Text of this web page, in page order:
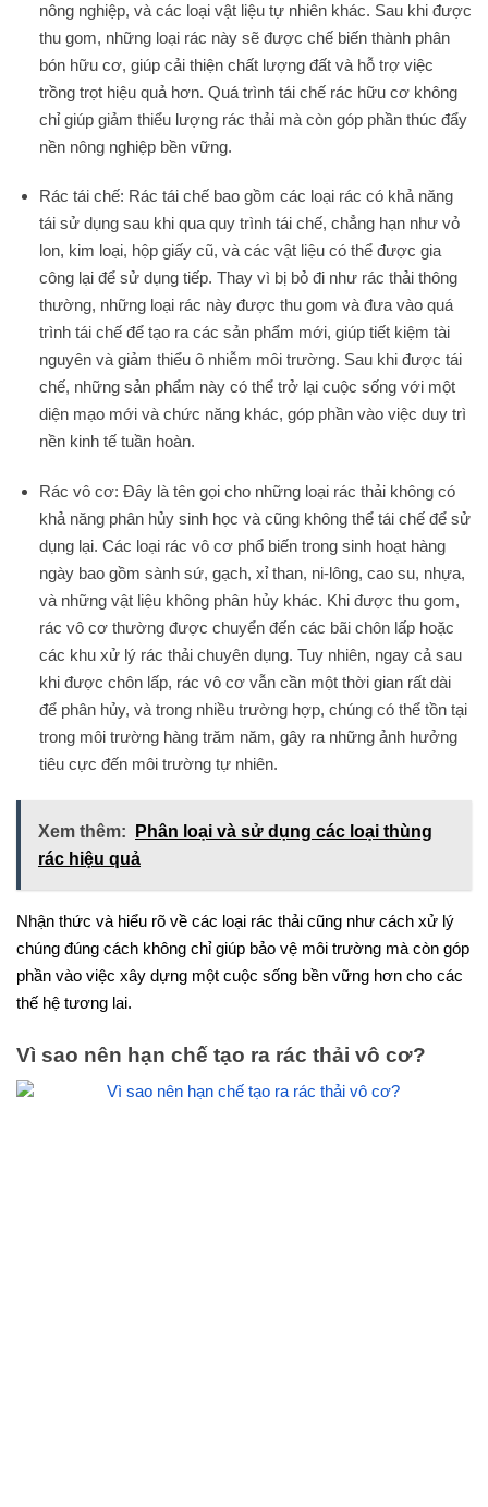
nông nghiệp, và các loại vật liệu tự nhiên khác. Sau khi được
thu gom, những loại rác này sẽ được chế biến thành phân
bón hữu cơ, giúp cải thiện chất lượng đất và hỗ trợ việc
trồng trọt hiệu quả hơn. Quá trình tái chế rác hữu cơ không
chỉ giúp giảm thiểu lượng rác thải mà còn góp phần thúc đẩy
nền nông nghiệp bền vững.
Rác tái chế: Rác tái chế bao gồm các loại rác có khả năng
tái sử dụng sau khi qua quy trình tái chế, chẳng hạn như vỏ
lon, kim loại, hộp giấy cũ, và các vật liệu có thể được gia
công lại để sử dụng tiếp. Thay vì bị bỏ đi như rác thải thông
thường, những loại rác này được thu gom và đưa vào quá
trình tái chế để tạo ra các sản phẩm mới, giúp tiết kiệm tài
nguyên và giảm thiểu ô nhiễm môi trường. Sau khi được tái
chế, những sản phẩm này có thể trở lại cuộc sống với một
diện mạo mới và chức năng khác, góp phần vào việc duy trì
nền kinh tế tuần hoàn.
Rác vô cơ: Đây là tên gọi cho những loại rác thải không có
khả năng phân hủy sinh học và cũng không thể tái chế để sử
dụng lại. Các loại rác vô cơ phổ biến trong sinh hoạt hàng
ngày bao gồm sành sứ, gạch, xỉ than, ni-lông, cao su, nhựa,
và những vật liệu không phân hủy khác. Khi được thu gom,
rác vô cơ thường được chuyển đến các bãi chôn lấp hoặc
các khu xử lý rác thải chuyên dụng. Tuy nhiên, ngay cả sau
khi được chôn lấp, rác vô cơ vẫn cần một thời gian rất dài
để phân hủy, và trong nhiều trường hợp, chúng có thể tồn tại
trong môi trường hàng trăm năm, gây ra những ảnh hưởng
tiêu cực đến môi trường tự nhiên.
Xem thêm:
Phân loại và sử dụng các loại thùng
rác hiệu quả
Nhận thức và hiểu rõ về các loại rác thải cũng như cách xử lý
chúng đúng cách không chỉ giúp bảo vệ môi trường mà còn góp
phần vào việc xây dựng một cuộc sống bền vững hơn cho các
thế hệ tương lai.
Vì sao nên hạn chế tạo ra rác thải vô cơ?